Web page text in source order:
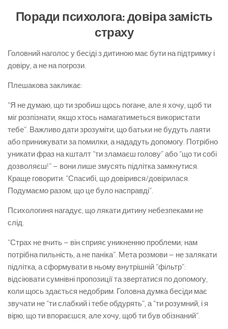
Поради психолога: довіра замість
страху
Головний наголос у бесіді з дитиною має бути на підтримку і
довіру, а не на погрози.
Плешакова закликає:
“Я не думаю, що ти зробиш щось погане, але я хочу, щоб ти
міг розпізнати, якщо хтось намагатиметься використати
тебе”. Важливо дати зрозуміти, що батьки не будуть лаяти
або принижувати за помилки, а нададуть допомогу. Потрібно
уникати фраз на кшталт “ти зламаєш голову” або “що ти собі
дозволяєш!” – вони лише змусять підлітка замкнутися.
Краще говорити: “Спасибі, що довірився/довірилася.
Подумаємо разом, що це було насправді”.
Психологиня нагадує, що лякати дитину небезпеками не
слід.
“Страх не вчить – він сприяє уникненню проблеми; нам
потрібна пильність, а не паніка”. Мета розмови – не залякати
підлітка, а сформувати в ньому внутрішній “фільтр”:
відсіювати сумнівні пропозиції та звертатися по допомогу,
коли щось здається недобрим. Головна думка бесіди має
звучати не “ти слабкий і тебе обдурять”, а “ти розумний, і я
вірю, що ти впораєшся, але хочу, щоб ти був обізнаний”.